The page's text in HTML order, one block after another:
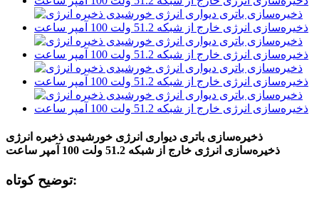
ذخیره‌سازی باتری دیواری انرژی خورشیدی ذخیره انرژی
ذخیره‌سازی انرژی خارج از شبکه 51.2 ولت 100 آمپر ساعت
توضیح کوتاه: